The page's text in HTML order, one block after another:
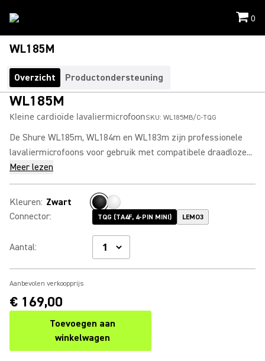
0
WL185M
Overzicht Productondersteuning
WL185M
Kleine cardioïde lavaliermicrofoonSKU: WL185MB/C-TQG
De Shure WL185m, WL184m en WL183m zijn professionele
lavaliermicrofoons voor gebruik met compatibele draadloze...
Meer lezen
Kleuren: Zwart
Connector: TQG (TA4F, 4-PIN MINI) LEMO3
Aantal:
Aanbevolen verkoopprijs
€ 169,00
Toevoegen aan
winkelwagen